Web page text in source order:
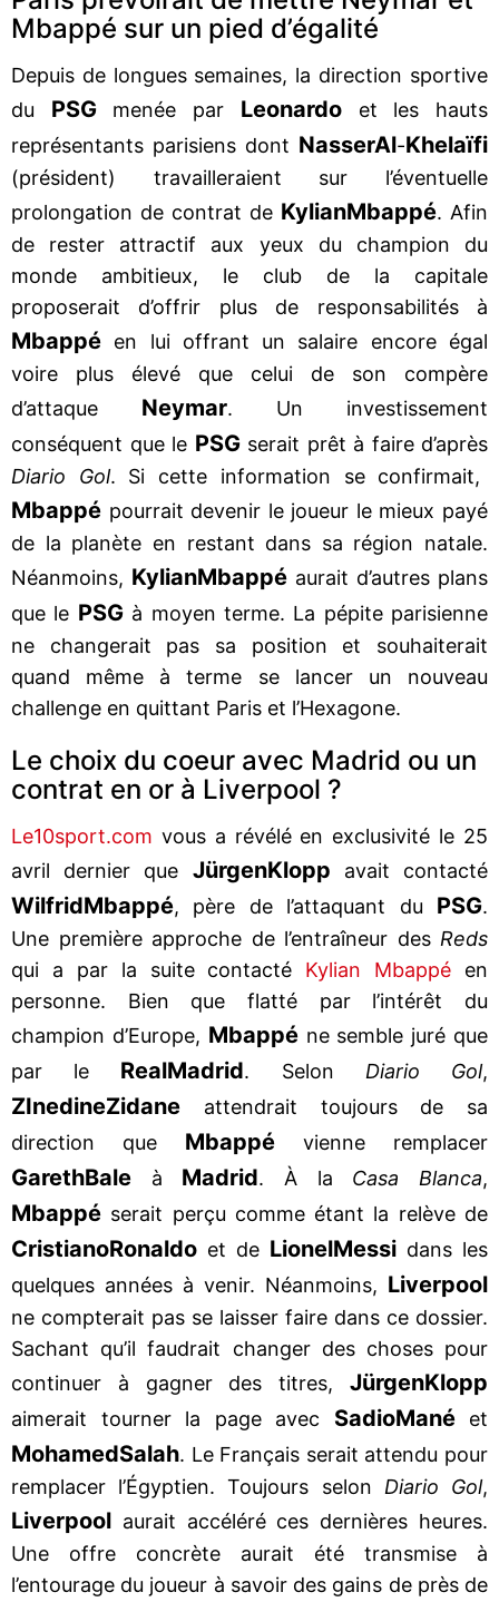
Mbappé sur un pied d’égalité
Depuis de longues semaines, la direction sportive
du PSGmenée par Leonardoet les hauts
représentants parisiens dont NasserAl-Khelaïfi
(président) travailleraient sur l’éventuelle
prolongation de contrat de KylianMbappé. Afin
de rester attractif aux yeux du champion du
monde ambitieux, le club de la capitale
proposerait d’offrir plus de responsabilités à
Mbappé en lui offrant un salaire encore égal
voire plus élevé que celui de son compère
d’attaque Neymar. Un investissement
conséquent que le PSGserait prêt à faire d’après
Diario Gol. Si cette information se confirmait,
Mbappé pourrait devenir le joueur le mieux payé
de la planète en restant dans sa région natale.
Néanmoins, KylianMbappé aurait d’autres plans
que le PSGà moyen terme. La pépite parisienne
ne changerait pas sa position et souhaiterait
quand même à terme se lancer un nouveau
challenge en quittant Paris et l’Hexagone.
Le choix du coeur avec Madrid ou un
contrat en or à Liverpool ?
Le10sport.com vous a révélé en exclusivité le 25
avril dernier que JürgenKlopp avait contacté
WilfridMbappé, père de l’attaquant du PSG.
Une première approche de l’entraîneur des Reds
qui a par la suite contacté Kylian Mbappé en
personne. Bien que flatté par l’intérêt du
champion d’Europe, Mbappéne semble juré que
par le RealMadrid. Selon Diario Gol,
ZInedineZidane attendrait toujours de sa
direction que Mbappé vienne remplacer
GarethBale à Madrid. À la Casa Blanca,
Mbappé serait perçu comme étant la relève de
CristianoRonaldo et de LionelMessi dans les
quelques années à venir. Néanmoins, Liverpool
ne compterait pas se laisser faire dans ce dossier.
Sachant qu’il faudrait changer des choses pour
continuer à gagner des titres, JürgenKlopp
aimerait tourner la page avec SadioManéet
MohamedSalah. Le Français serait attendu pour
remplacer l’Égyptien. Toujours selon Diario Gol,
Liverpool aurait accéléré ces dernières heures.
Une offre concrète aurait été transmise à
l’entourage du joueur à savoir des gains de près de